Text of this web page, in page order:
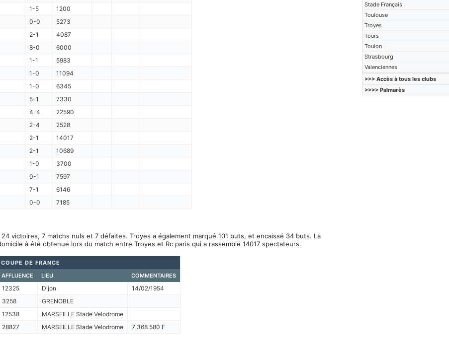
Stade Français
Toulouse
Troyes
Tours
Toulon
Strasbourg
Valenciennes
>>> Accès à tous les clubs
>>>> Palmarès
1-5
1200
0-0
5273
2-1
4087
8-0
6000
1-1
5983
1-0
11094
1-0
6345
5-1
7330
4-4
22590
2-4
2528
2-1
14017
2-1
10689
1-0
3700
0-1
7597
7-1
6146
0-0 7185
victoires, 7 matchs nuls et 7 défaites. Troyes a également marqué 101 buts, et encaissé 34 buts. La
à été obtenue lors du match entre Troyes et Rc paris qui a rassemblé 14017 spectateurs.
COUPE DE FRANCE
AFFLUENCE LIEU COMMENTAIRES
12325 Dijon
14/02/1954
3258
GRENOBLE
12538
MARSEILLE Stade Velodrome
28827 MARSEILLE Stade Velodrome 7 368 580 F